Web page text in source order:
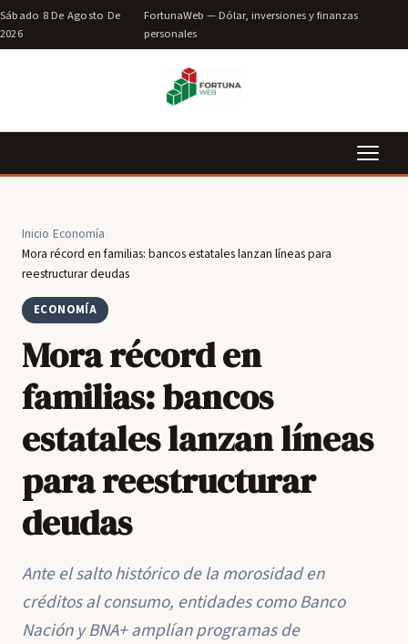
Sábado 8 De Agosto De
2026
FortunaWeb — Dólar, inversiones y finanzas
personales
Inicio Economía
Mora récord en familias: bancos estatales lanzan líneas para
reestructurar deudas
ECONOMÍA
Mora récord en
familias: bancos
estatales lanzan líneas
para reestructurar
deudas
Ante el salto histórico de la morosidad en
créditos al consumo, entidades como Banco
Nación y BNA+ amplían programas de